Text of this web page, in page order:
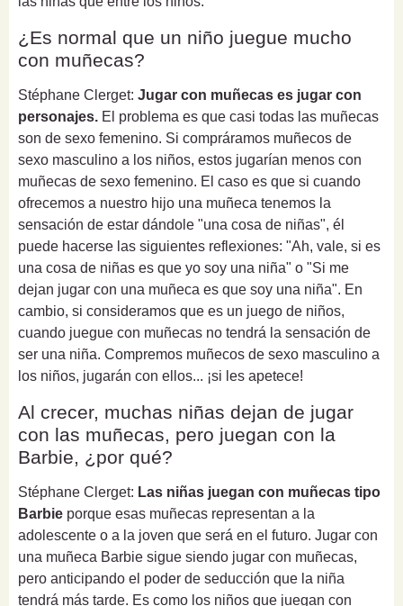
¿Es normal que un niño juegue mucho
con muñecas?
Stéphane Clerget: Jugar con muñecas es jugar con
personajes. El problema es que casi todas las muñecas
son de sexo femenino. Si compráramos muñecos de
sexo masculino a los niños, estos jugarían menos con
muñecas de sexo femenino. El caso es que si cuando
ofrecemos a nuestro hijo una muñeca tenemos la
sensación de estar dándole "una cosa de niñas", él
puede hacerse las siguientes reflexiones: "Ah, vale, si es
una cosa de niñas es que yo soy una niña" o "Si me
dejan jugar con una muñeca es que soy una niña". En
cambio, si consideramos que es un juego de niños,
cuando juegue con muñecas no tendrá la sensación de
ser una niña. Compremos muñecos de sexo masculino a
los niños, jugarán con ellos... ¡si les apetece!
Al crecer, muchas niñas dejan de jugar
con las muñecas, pero juegan con la
Barbie, ¿por qué?
Stéphane Clerget: Las niñas juegan con muñecas tipo
Barbie porque esas muñecas representan a la
adolescente o a la joven que será en el futuro. Jugar con
una muñeca Barbie sigue siendo jugar con muñecas,
pero anticipando el poder de seducción que la niña
tendrá más tarde. Es como los niños que juegan con